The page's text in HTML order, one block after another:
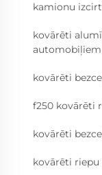
kamionu
kovārēti
automobiļiem
kovārēti
f250 kovārēti
kovārēti
kovārēti riepu